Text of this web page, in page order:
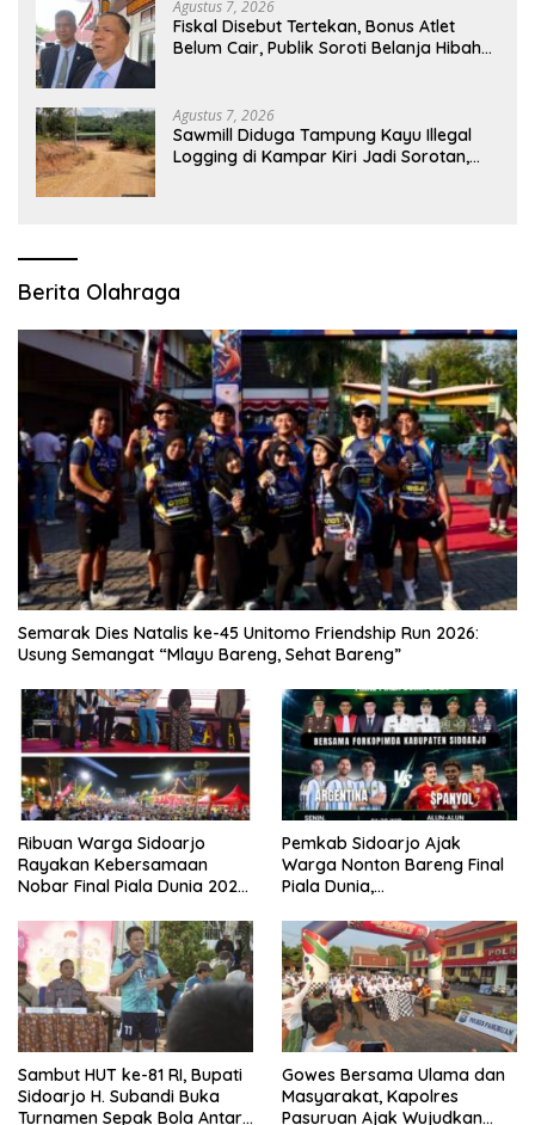
Agustus 7, 2026
Fiskal Disebut Tertekan, Bonus Atlet
Belum Cair, Publik Soroti Belanja Hibah
Agustus 7, 2026
Sawmill Diduga Tampung Kayu Illegal
Logging di Kampar Kiri Jadi Sorotan,
Berita Olahraga
Semarak Dies Natalis ke-45 Unitomo Friendship Run 2026:
Usung Semangat “Mlayu Bareng, Sehat Bareng”
Ribuan Warga Sidoarjo
Rayakan Kebersamaan
Nobar Final Piala Dunia 2026
Forkopimda
Pemkab Sidoarjo Ajak
Warga Nonton Bareng Final
Piala Dunia,
Sambut HUT ke-81 RI, Bupati
Sidoarjo H. Subandi Buka
Turnamen Sepak Bola Antar
Gowes Bersama Ulama dan
Masyarakat, Kapolres
Pasuruan Ajak Wujudkan